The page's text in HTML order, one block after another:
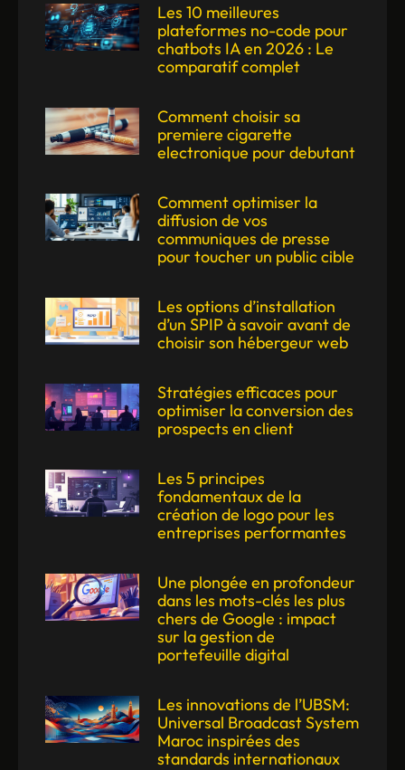
Les 10 meilleures
plateformes no-code pour
chatbots IA en 2026 : Le
comparatif complet
Comment choisir sa
premiere cigarette
electronique pour debutant
Comment optimiser la
diffusion de vos
communiques de presse
pour toucher un public cible
Les options d’installation
d’un SPIP à savoir avant de
choisir son hébergeur web
Stratégies efficaces pour
optimiser la conversion des
prospects en client
Les 5 principes
fondamentaux de la
création de logo pour les
entreprises performantes
Une plongée en profondeur
dans les mots-clés les plus
chers de Google : impact
sur la gestion de
portefeuille digital
Les innovations de l’UBSM:
Universal Broadcast System
Maroc inspirées des
standards internationaux